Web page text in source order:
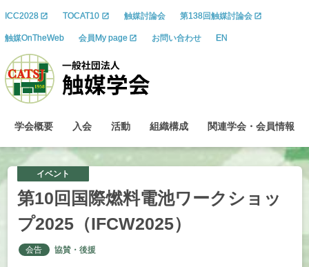
ICC2028 TOCAT10 触媒討論会 第138回触媒討論会
触媒OnTheWeb 会員My page お問い合わせ EN
学会概要 入会 活動 組織構成 関連学会 ・ 会員情報
イベント
第10 回国際燃料電池ワークショッ
プ2025（IFCW2025）
会告 協賛・後援